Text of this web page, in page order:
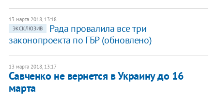
13 марта 2018, 13:18
ЭКСКЛЮЗИВ
Рада провалила все три
законопроекта по ГБР (обновлено)
13 марта 2018, 13:17
Савченко не вернется в Украину до 16
марта